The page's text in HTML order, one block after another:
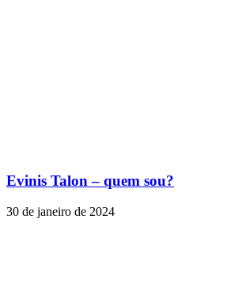
Evinis Talon – quem sou?
30 de janeiro de 2024